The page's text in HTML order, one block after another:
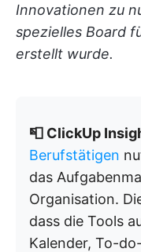
Innovationen zu
spezielles Board
erstellt wurde.
📮 ClickUp
Berufstätigen
das
Organisation.
dass die Tools
Kalender, To-